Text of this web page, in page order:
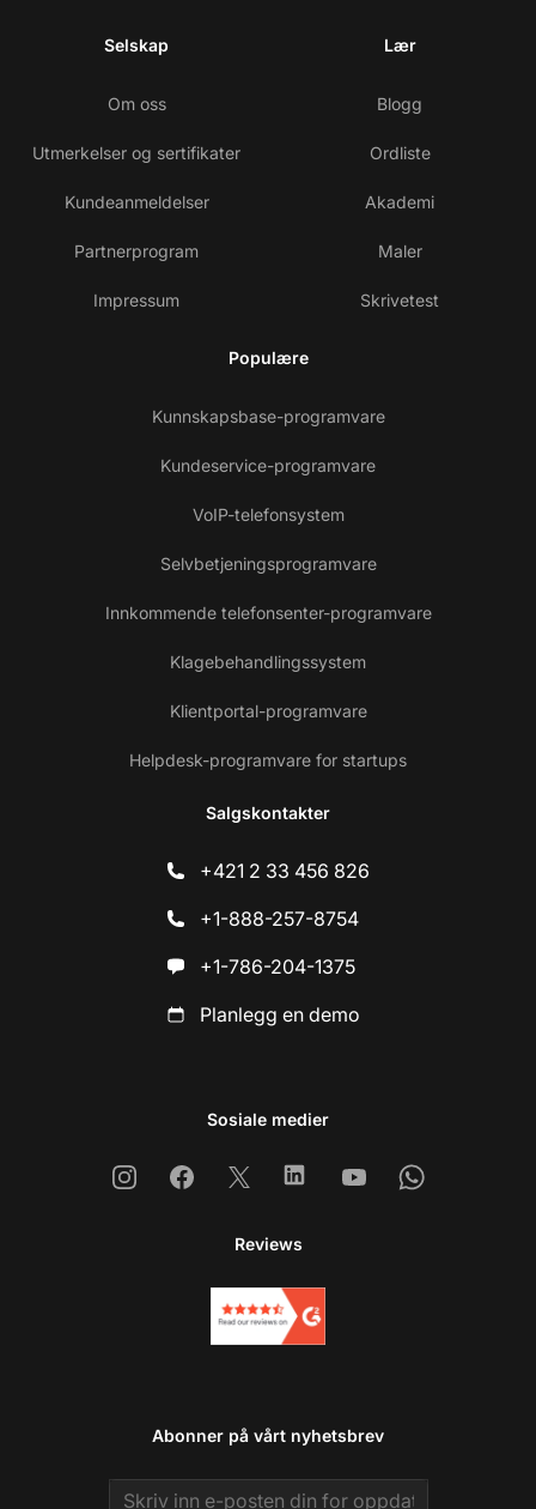
Selskap
Om oss
Utmerkelser og sertifikater
Kundeanmeldelser
Partnerprogram
Impressum
Lær
Blogg
Ordliste
Akademi
Maler
Skrivetest
Populære
Kunnskapsbase-programvare
Kundeservice-programvare
VoIP-telefonsystem
Selvbetjeningsprogramvare
Innkommende telefonsenter-programvare
Klagebehandlingssystem
Klientportal-programvare
Helpdesk-programvare for startups
Salgskontakter
+421 2 33 456 826
+1-888-257-8754
+1-786-204-1375
Planlegg en demo
Sosiale medier
InstagramFacebook
X LinkedinYoutubeWhatsapp
Reviews
Abonner på vårt nyhetsbrev
Email address